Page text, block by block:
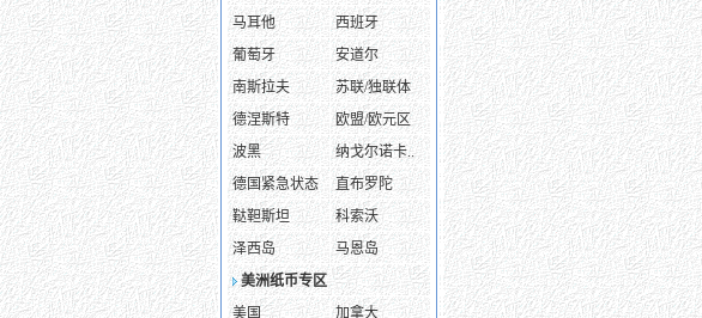
马耳他
西班牙
葡萄牙
安道尔
南斯拉夫
苏联/独联体
德涅斯特
欧盟/欧元区
波黑
纳戈尔诺卡..
德国紧急状态
直布罗陀
鞑靼斯坦
科索沃
泽西岛
马恩岛
美洲纸币专区
美国
加拿大